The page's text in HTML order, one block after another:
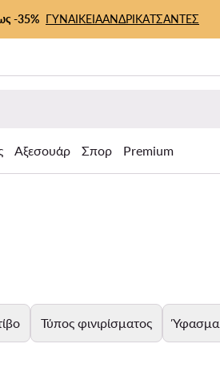
-35% ΓΥΝΑΙΚΕΙΑΑΝΔΡΙΚΑΤΣΑΝΤΕΣ
Αξεσουάρ Σπορ Premium
Τύπος φινιρίσματος Ύφασμα